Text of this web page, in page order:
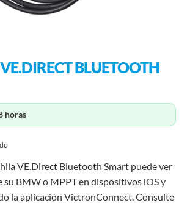
BLUETOOTH
horas
VE.Direct Bluetooth Smart puede ver
su BMW o MPPT en dispositivos iOS y
la aplicación VictronConnect. Consulte